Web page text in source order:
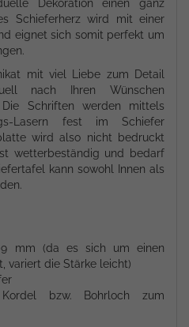
Dekoration einen ganz
Schieferherz wird mit einer
eignet sich somit perfekt um
mit viel Liebe zum Detail
nach Ihren Wünschen
Schriften werden mittels
Lasern fest im Schiefer
wird also nicht bedruckt
wetterbeständig und bedarf
kann sowohl Innen als
mm (da es sich um einen
variert die Stärke leicht)
bzw. Bohrloch zum